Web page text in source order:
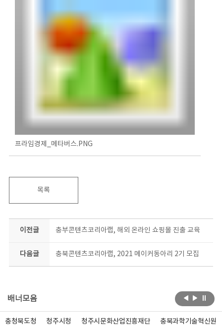
프라임경제_메타버스.PNG
목록
이전글 충부콘텐츠코리아랩, 해외 온라인 쇼핑몰 진출 교육
다음글 충북콘텐츠코리아랩, 2021 메이커동아리 2기 모집
배너모음
충청북도청 청주시청 청주시문화산업진흥재단 충북과학기술혁신원